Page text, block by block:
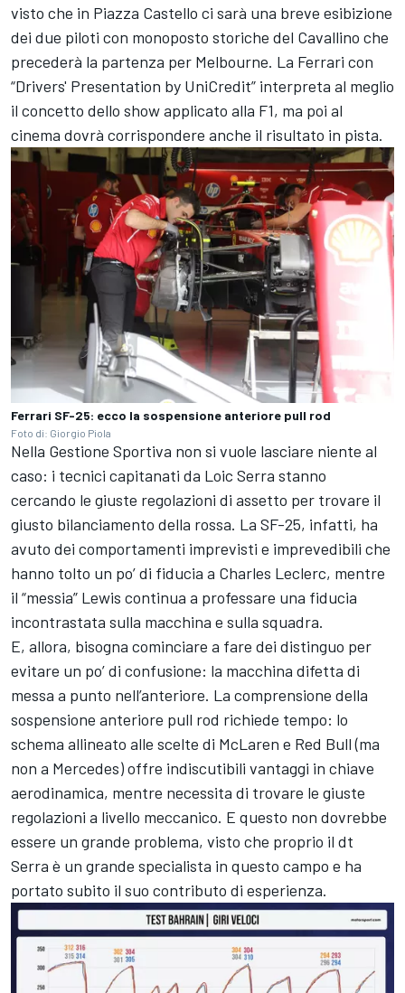
visto che in Piazza Castello ci sarà una breve esibizione
dei due piloti con monoposto storiche del Cavallino che
precederà la partenza per Melbourne. La Ferrari con
“Drivers' Presentation by UniCredit” interpreta al meglio
il concetto dello show applicato alla F1, ma poi al
cinema dovrà corrispondere anche il risultato in pista.
Ferrari SF-25: ecco la sospensione anteriore pull rod
Foto di: Giorgio Piola
Nella Gestione Sportiva non si vuole lasciare niente al
caso: i tecnici capitanati da Loic Serra stanno
cercando le giuste regolazioni di assetto per trovare il
giusto bilanciamento della rossa. La SF-25, infatti, ha
avuto dei comportamenti imprevisti e imprevedibili che
hanno tolto un po’ di fiducia a Charles Leclerc, mentre
il “messia” Lewis continua a professare una fiducia
incontrastata sulla macchina e sulla squadra.
E, allora, bisogna cominciare a fare dei distinguo per
evitare un po’ di confusione: la macchina difetta di
messa a punto nell’anteriore. La comprensione della
sospensione anteriore pull rod richiede tempo: lo
schema allineato alle scelte di McLaren e Red Bull (ma
non a Mercedes) offre indiscutibili vantaggi in chiave
aerodinamica, mentre necessita di trovare le giuste
regolazioni a livello meccanico. E questo non dovrebbe
essere un grande problema, visto che proprio il dt
Serra è un grande specialista in questo campo e ha
portato subito il suo contributo di esperienza.